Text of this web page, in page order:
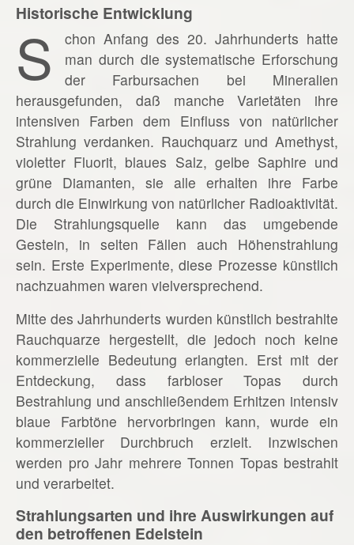
Historische Entwicklung
S
chon Anfang des 20. Jahrhunderts hatte
man durch die systematische Erforschung
der Farbursachen bei Mineralien
herausgefunden, daß manche Varietäten ihre
intensiven Farben dem Einfluss von natürlicher
Strahlung verdanken. Rauchquarz und Amethyst,
violetter Fluorit, blaues Salz, gelbe Saphire und
grüne Diamanten, sie alle erhalten ihre Farbe
durch die Einwirkung von natürlicher Radioaktivität.
Die Strahlungsquelle kann das umgebende
Gestein, in selten Fällen auch Höhenstrahlung
sein. Erste Experimente, diese Prozesse künstlich
nachzuahmen waren vielversprechend.
Mitte des Jahrhunderts wurden künstlich bestrahlte
Rauchquarze hergestellt, die jedoch noch keine
kommerzielle Bedeutung erlangten. Erst mit der
Entdeckung, dass farbloser Topas durch
Bestrahlung und anschließendem Erhitzen intensiv
blaue Farbtöne hervorbringen kann, wurde ein
kommerzieller Durchbruch erzielt. Inzwischen
werden pro Jahr mehrere Tonnen Topas bestrahlt
und verarbeitet.
Strahlungsarten und ihre Auswirkungen auf
den betroffenen Edelstein